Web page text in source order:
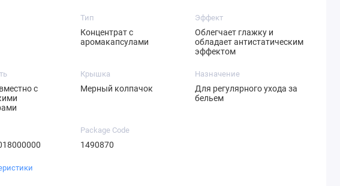
Тип
Концентрат с
аромакапсулами
Эффект
Облегчает глажку и
обладает антистатическим
эффектом
с
Крышка
Мерный колпачок
Назначение
Для регулярного ухода за
бельем
Package Code
1490870